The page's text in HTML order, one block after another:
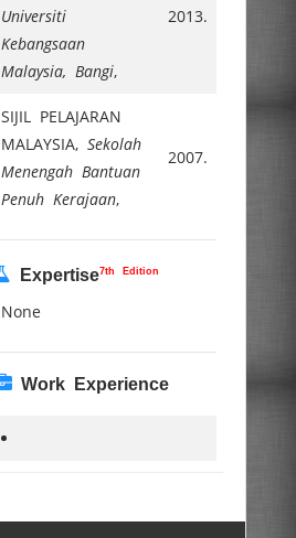
Universiti
Kebangsaan
Malaysia, Bangi,
2013.
SIJIL PELAJARAN
MALAYSIA,Sekolah
Menengah Bantuan
Penuh Kerajaan,
2007.
Expertise7th Edition
None
Work Experience